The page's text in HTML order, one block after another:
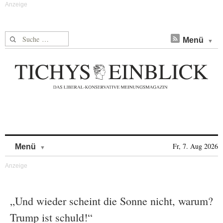
Suche nach: Menü
Menü Fr, 7. Aug 2026
„Und wieder scheint die Sonne nicht, warum?
Trump ist schuld!“